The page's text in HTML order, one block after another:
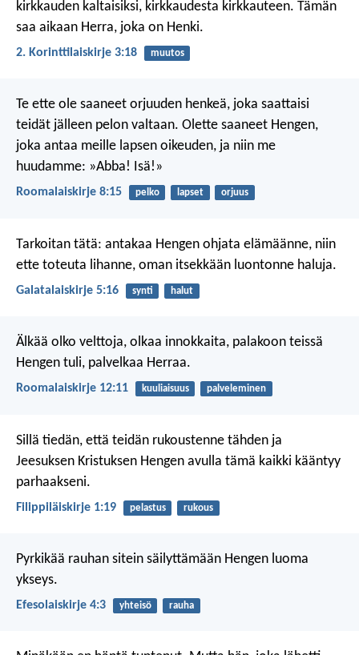
kirkkauden kaltaisiksi, kirkkaudesta kirkkauteen. Tämän
saa aikaan Herra, joka on Henki.
2. Korinttilaiskirje 3:18 muutos
Te ette ole saaneet orjuuden henkeä, joka saattaisi
teidät jälleen pelon valtaan. Olette saaneet Hengen,
joka antaa meille lapsen oikeuden, ja niin me
huudamme: »Abba! Isä!»
Roomalaiskirje 8:15 pelko lapset orjuus
Tarkoitan tätä: antakaa Hengen ohjata elämäänne, niin
ette toteuta lihanne, oman itsekkään luontonne haluja.
Galatalaiskirje 5:16 synti halut
Älkää olko velttoja, olkaa innokkaita, palakoon teissä
Hengen tuli, palvelkaa Herraa.
Roomalaiskirje 12:11 kuuliaisuus palveleminen
Sillä tiedän, että teidän rukoustenne tähden ja
Jeesuksen Kristuksen Hengen avulla tämä kaikki kääntyy
parhaakseni.
Filippiläiskirje 1:19 pelastus rukous
Pyrkikää rauhan sitein säilyttämään Hengen luoma
ykseys.
Efesolaiskirje 4:3 yhteisö rauha